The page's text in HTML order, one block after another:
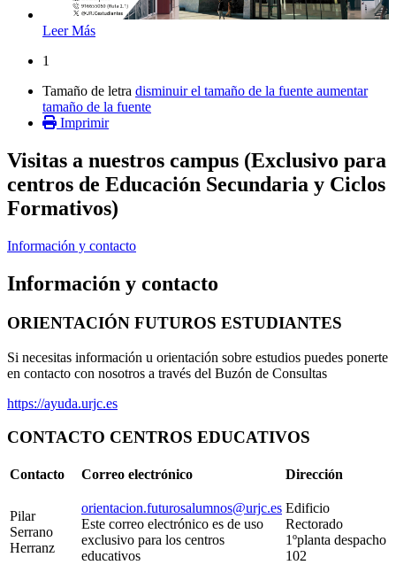
Leer Más
1
Tamaño de letra disminuir el tamaño de la fuente aumentar
tamaño de la fuente
Imprimir
Visitas a nuestros campus (Exclusivo para
centros de Educación Secundaria y Ciclos
Formativos)
Información y contacto
Información y contacto
ORIENTACIÓN FUTUROS ESTUDIANTES
Si necesitas información u orientación sobre estudios puedes ponerte
en contacto con nosotros a través del Buzón de Consultas
https://ayuda.urjc.es
CONTACTO CENTROS EDUCATIVOS
Contacto Correo electrónico Dirección
Pilar
Serrano
Herranz
orientacion.futurosalumnos@urjc.es
Este correo electrónico es de uso
exclusivo para los centros
educativos
Edificio
Rectorado
1ºplanta despacho
102